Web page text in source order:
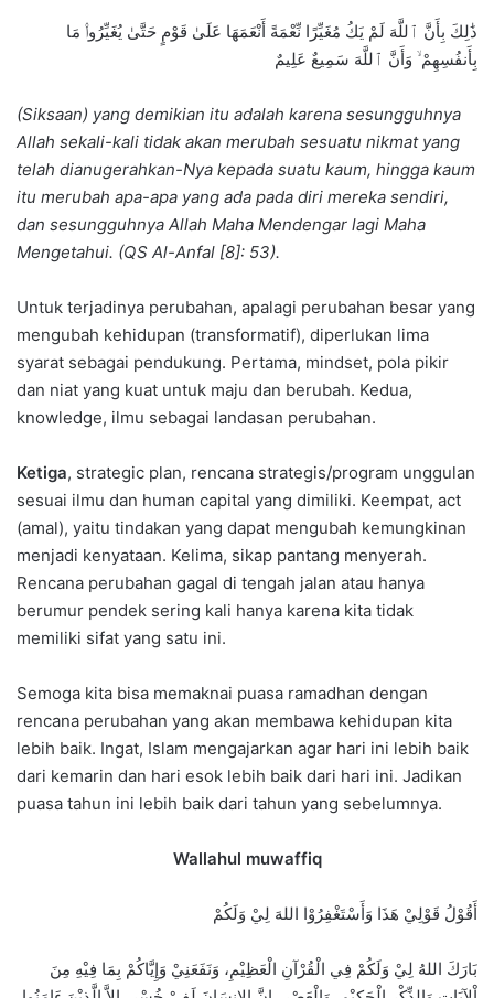
ذَٰلِكَ بِأَنَّ ٱللَّهَ لَمْ يَكُ مُغَيِّرًا نِّعْمَةً أَنْعَمَهَا عَلَىٰ قَوْمٍ حَتَّىٰ يُغَيِّرُوا۟ مَا
بِأَنفُسِهِمْ ۙ وَأَنَّ ٱللَّهَ سَمِيعٌ عَلِيمٌ
(Siksaan) yang demikian itu adalah karena sesungguhnya
Allah sekali-kali tidak akan merubah sesuatu nikmat yang
telah dianugerahkan-Nya kepada suatu kaum, hingga kaum
itu merubah apa-apa yang ada pada diri mereka sendiri,
dan sesungguhnya Allah Maha Mendengar lagi Maha
Mengetahui. (QS Al-Anfal [8]: 53).
Untuk terjadinya perubahan, apalagi perubahan besar yang
mengubah kehidupan (transformatif), diperlukan lima
syarat sebagai pendukung. Pertama, mindset, pola pikir
dan niat yang kuat untuk maju dan berubah. Kedua,
knowledge, ilmu sebagai landasan perubahan.
Ketiga, strategic plan, rencana strategis/program unggulan
sesuai ilmu dan human capital yang dimiliki. Keempat, act
(amal), yaitu tindakan yang dapat mengubah kemungkinan
menjadi kenyataan. Kelima, sikap pantang menyerah.
Rencana perubahan gagal di tengah jalan atau hanya
berumur pendek sering kali hanya karena kita tidak
memiliki sifat yang satu ini.
Semoga kita bisa memaknai puasa ramadhan dengan
rencana perubahan yang akan membawa kehidupan kita
lebih baik. Ingat, Islam mengajarkan agar hari ini lebih baik
dari kemarin dan hari esok lebih baik dari hari ini. Jadikan
puasa tahun ini lebih baik dari tahun yang sebelumnya.
Wallahul muwaffiq
أَقُوْلُ قَوْلِيْ هَذَا وَأَسْتَغْفِرُوْا اللهَ لِيْ وَلَكُمْ
بَارَكَ اللهُ لِيْ وَلَكُمْ فِي الْقُرْآنِ الْعَظِيْمِ، وَنَفَعَنِيْ وَإِيَّاكُمْ بِمَا فِيْهِ مِنَ